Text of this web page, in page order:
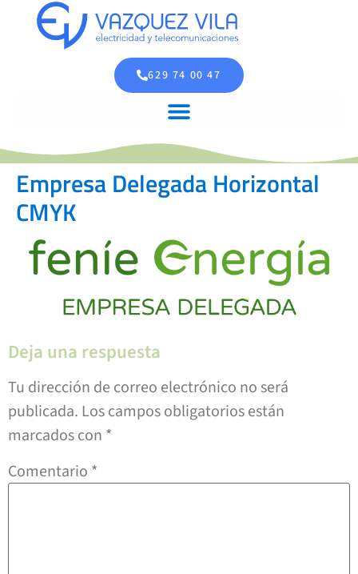
629 74 00 47
Empresa Delegada Horizontal
CMYK
Deja una respuesta
Tu dirección de correo electrónico no será
publicada. Los campos obligatorios están
marcados con *
Comentario *